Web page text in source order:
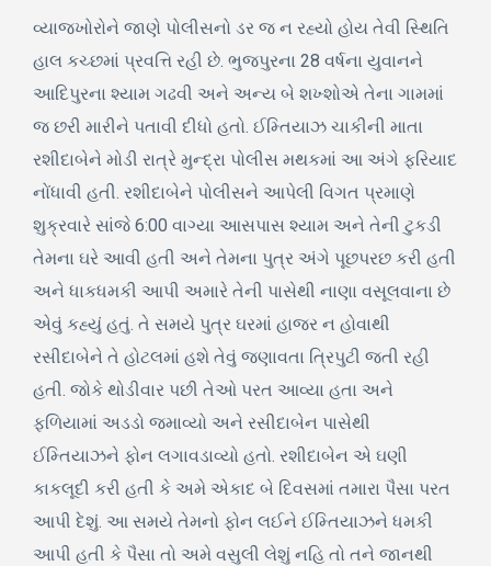
વ્યાજખોરોને જાણે પોલીસનો ડર જ ન રહ્યો હોય તેવી સ્થિતિ
હાલ કચ્છમાં પ્રવત્તિ રહી છે. ભુજપુરના 28 વર્ષના યુવાનને
આદિપુરના શ્યામ ગઢવી અને અન્ય બે શખ્શોએ તેના ગામમાં
જ છરી મારીને પતાવી દીધો હતો. ઈમ્તિયાઝ ચાકીની માતા
રશીદાબેને મોડી રાત્રે મુન્દ્રા પોલીસ મથકમાં આ અંગે ફરિયાદ
નોંધાવી હતી. રશીદાબેને પોલીસને આપેલી વિગત પ્રમાણે
શુક્રવારે સાંજે 6:00 વાગ્યા આસપાસ શ્યામ અને તેની ટુકડી
તેમના ઘરે આવી હતી અને તેમના પુત્ર અંગે પૂછપરછ કરી હતી
અને ધાકધમકી આપી અમારે તેની પાસેથી નાણા વસૂલવાના છે
એવું કહ્યું હતું. તે સમયે પુત્ર ઘરમાં હાજર ન હોવાથી
રસીદાબેને તે હોટલમાં હશે તેવું જણાવતા ત્રિપુટી જતી રહી
હતી. જોકે થોડીવાર પછી તેઓ પરત આવ્યા હતા અને
ફળિયામાં અડડો જમાવ્યો અને રસીદાબેન પાસેથી
ઈમ્તિયાઝને ફોન લગાવડાવ્યો હતો. રશીદાબેન એ ઘણી
કાકલૂદી કરી હતી કે અમે એકાદ બે દિવસમાં તમારા પૈસા પરત
આપી દેશું. આ સમયે તેમનો ફોન લઈને ઈમ્તિયાઝને ધમકી
આપી હતી કે પૈસા તો અમે વસુલી લેશું નહિ તો તને જાનથી